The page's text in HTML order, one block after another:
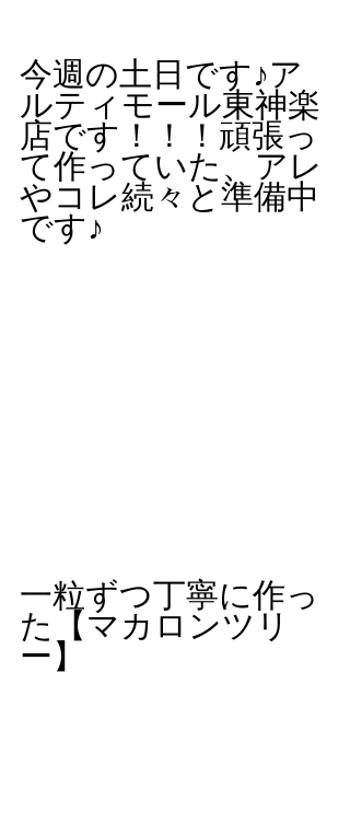
今週の土日です♪ア
ルティモール東神楽
店です！！！頑張っ
て作っていた、アレ
やコレ続々と準備中
です♪
一粒ずつ丁寧に作っ
た【マカロンツリ
ー】